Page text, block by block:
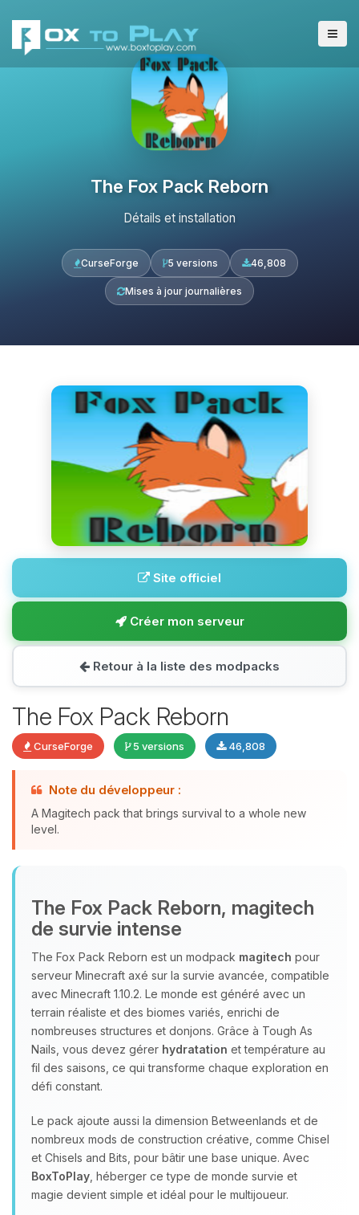
The Fox Pack Reborn
Détails et installation
CurseForge 5 versions 46,808
Mises à jour journalières
Site officiel
Créer mon serveur
Retour à la liste des modpacks
The Fox Pack Reborn
CurseForge 5 versions 46,808
Note du développeur :
A Magitech pack that brings survival to a whole new
level.
The Fox Pack Reborn, magitech
de survie intense
The Fox Pack Reborn est un modpack magitech pour
serveur Minecraft axé sur la survie avancée, compatible
avec Minecraft 1.10.2. Le monde est généré avec un
terrain réaliste et des biomes variés, enrichi de
nombreuses structures et donjons. Grâce à Tough As
Nails, vous devez gérer hydratation et température au
fil des saisons, ce qui transforme chaque exploration en
défi constant.
Le pack ajoute aussi la dimension Betweenlands et de
nombreux mods de construction créative, comme Chisel
et Chisels and Bits, pour bâtir une base unique. Avec
BoxToPlay , héberger ce type de monde survie et
magie devient simple et idéal pour le multijoueur.
petits circuits pour t’aider.
07/08/2026 à 12:08